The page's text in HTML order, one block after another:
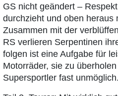
GS nicht geändert –
durchzieht und oben heraus
Zusammen mit der
RS verlieren Serpentinen
folgen ist eine Aufgabe für
Motorräder, sie zu
Supersportler fast unmöglich.